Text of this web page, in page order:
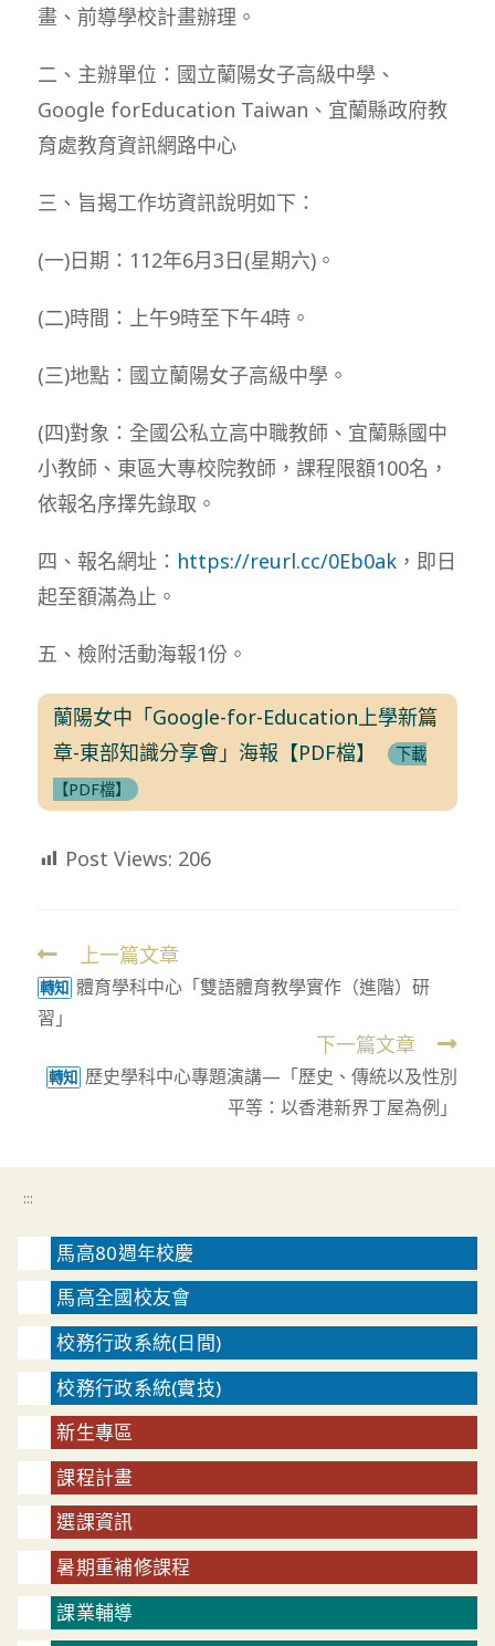
畫、前導學校計畫辦理。
二、主辦單位：國立蘭陽女子高級中學、
Google forEducation Taiwan、宜蘭縣政府教
育處教育資訊網路中心
三、旨揭工作坊資訊說明如下：
(一)日期：112年6月3日(星期六)。
(二)時間：上午9時至下午4時。
(三)地點：國立蘭陽女子高級中學。
(四)對象：全國公私立高中職教師、宜蘭縣國中
小教師、東區大專校院教師，課程限額100名，
依報名序擇先錄取。
四、報名網址： https://reurl.cc/0Eb0ak，即日
起至額滿為止。
五、檢附活動海報1份。
蘭陽女中「Google-for-Education上學新篇
章-東部知識分享會」海報【PDF檔】
下載
【PDF檔】
Post Views: 206
Read
more
articles
上一篇文章
轉知 體育學科中心「雙語體育教學實作（進階）研
習」
下一篇文章
轉知 歷史學科中心專題演講—「歷史、傳統以及性別
平等：以香港新界丁屋為例」
:::
馬高80週年校慶
馬高全國校友會
校務行政系統(日間)
校務行政系統(實技)
新生專區
課程計畫
選課資訊
暑期重補修課程
課業輔導